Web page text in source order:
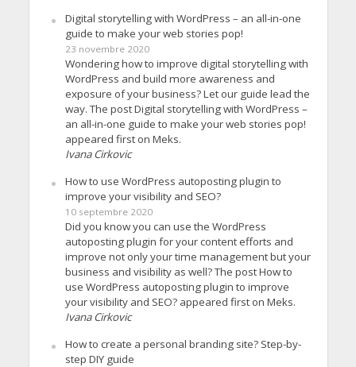
Digital storytelling with WordPress – an all-in-one
guide to make your web stories pop!
23 novembre 2020
Wondering how to improve digital storytelling with
WordPress and build more awareness and
exposure of your business? Let our guide lead the
way. The post Digital storytelling with WordPress –
an all-in-one guide to make your web stories pop!
appeared first on Meks.
Ivana Cirkovic
How to use WordPress autoposting plugin to
improve your visibility and SEO?
10 septembre 2020
Did you know you can use the WordPress
autoposting plugin for your content efforts and
improve not only your time management but your
business and visibility as well? The post How to
use WordPress autoposting plugin to improve
your visibility and SEO? appeared first on Meks.
Ivana Cirkovic
How to create a personal branding site? Step-by-
step DIY guide